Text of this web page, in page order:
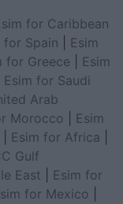
for Caribbean
for Spain
Esim
for Greece
Esim
Esim for Saudi
Arab
Morocco
Esim
Esim for Africa
Gulf
East
Esim for
for Mexico